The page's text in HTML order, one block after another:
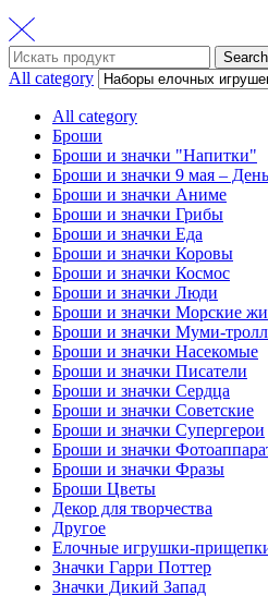
Search
for:
Search
All category
All category
Броши
Броши и значки "Напитки"
Броши и значки 9 мая –
Броши и значки Аниме
Броши и значки Грибы
Броши и значки Еда
Броши и значки Коровы
Броши и значки Космос
Броши и значки Люди
Броши и значки Морские
Броши и значки Муми-
Броши и значки Насекомые
Броши и значки Писатели
Броши и значки Сердца
Броши и значки Советские
Броши и значки Супергерои
Броши и значки
Броши и значки Фразы
Броши Цветы
Декор для творчества
Другое
Елочные игрушки-
Значки Гарри Поттер
Значки Дикий Запад